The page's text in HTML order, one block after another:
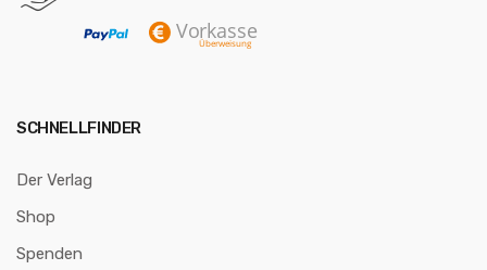
SCHNELLFINDER
Der Verlag
Shop
Spenden